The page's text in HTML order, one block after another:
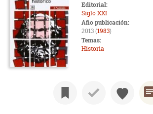
Editorial:
Siglo XXI
Año publicación:
2013 (1983)
Temas:
Historia